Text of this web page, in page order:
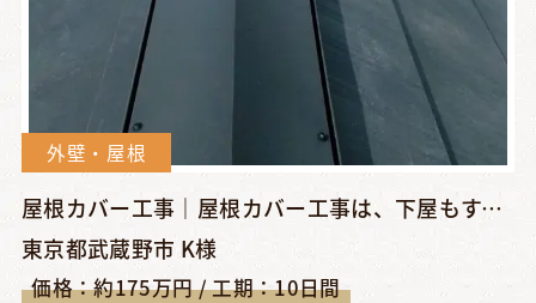
外壁・屋根
屋根カバー工事｜屋根カバー工事は、下屋もすべての屋根に施工可...
東京都武蔵野市 K様
価格：約175万円 / 工期：10日間